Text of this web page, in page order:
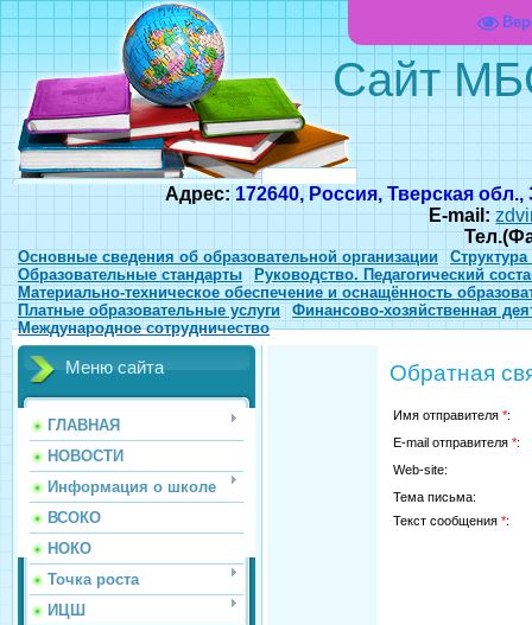
Сайт
Адрес: 172640, Россия, Тверская
E-mail:
Основные сведения об образовательной организации
Образовательные стандарты
Руководство. Педагогический
Материально-техническое обеспечение и оснащённость
Платные образовательные услуги
Финансово-хозяйственная
Международное сотрудничество
Меню сайта
ГЛАВНАЯ
НОВОСТИ
Информация о школе
ВСОКО
НОКО
Точка роста
ИЦШ
Обратная
Имя отправителя *:
E-mail отправителя *:
Web-site:
Тема письма:
Текст сообщения *: